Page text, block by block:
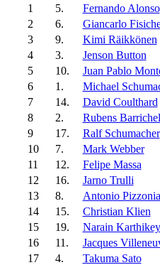
1
5. Fernando Alonso
2
6. Giancarlo
3
9. Kimi Räikkönen
4
3. Jenson Button
5
10. Juan Pablo
6
1. Michael
7
14. David Coulthard
8
2. Rubens
9
17. Ralf Schumacher
10
7. Mark Webber
11
12. Felipe Massa
12
16. Jarno Trulli
13
8. Antonio Pizzonia
14
15. Christian Klien
15
19. Narain
16
11. Jacques
17
4. Takuma Sato